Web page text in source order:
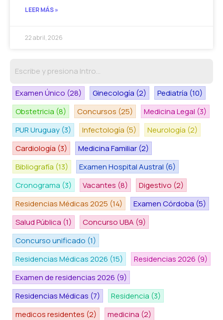
LEER MÁS »
22 abril, 2026
Examen Único (28) Ginecología (2) Pediatría (10)
Obstetricia (8) Concursos (25) Medicina Legal (3)
PUR Uruguay (3) Infectología (5) Neurología (2)
Cardiología (3) Medicina Familiar (2)
Bibliografía (13) Examen Hospital Austral (6)
Cronograma (3) Vacantes (8) Digestivo (2)
Residencias Médicas 2025 (14) Examen Córdoba (5)
Salud Pública (1) Concurso UBA (9)
Concurso unificado (1)
Residencias Médicas 2026 (15) Residencias 2026 (9)
Examen de residencias 2026 (9)
Residencias Médicas (7) Residencia (3)
medicos residentes (2) medicina (2)